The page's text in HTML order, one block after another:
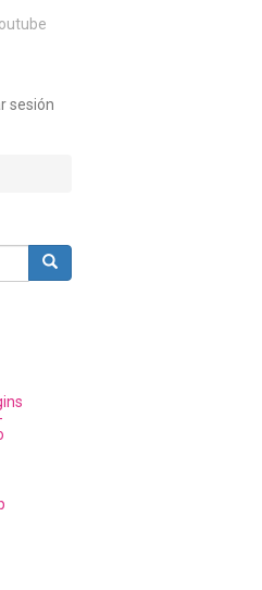
sesión
Buscar